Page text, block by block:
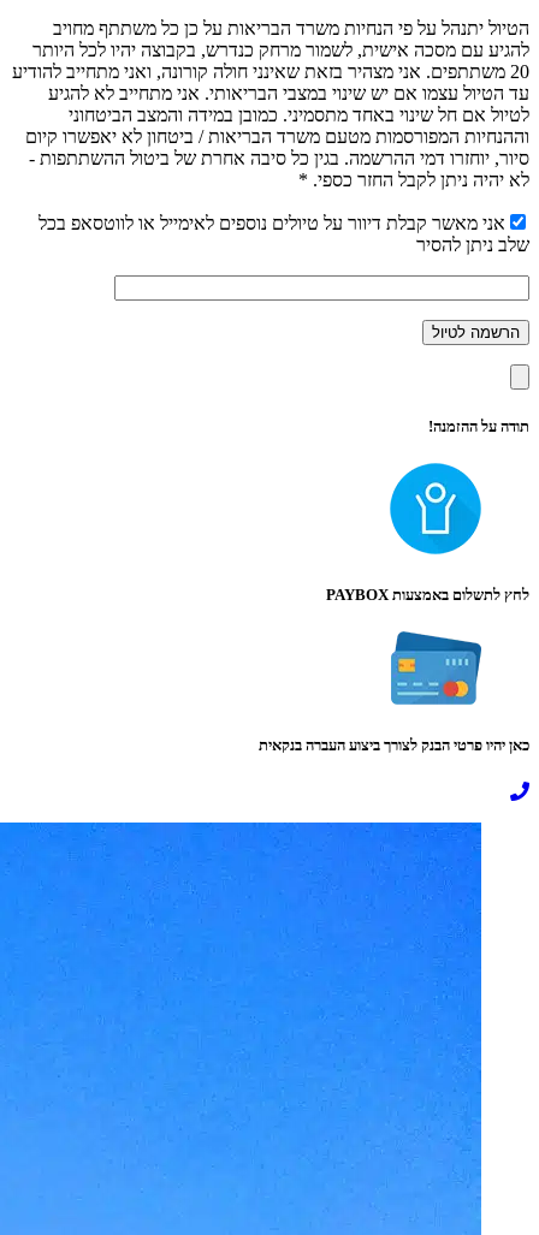
הטיול יתנהל על פי הנחיות משרד הבריאות על כן כל משתתף מחויב
להגיע עם מסכה אישית, לשמור מרחק כנדרש, בקבוצה יהיו לכל היותר
20 משתתפים. אני מצהיר בזאת שאינני חולה קורונה, ואני מתחייב להודיע
עד הטיול עצמו אם יש שינוי במצבי הבריאותי. אני מתחייב לא להגיע
לטיול אם חל שינוי באחד מתסמיני. כמובן במידה והמצב הביטחוני
וההנחיות המפורסמות מטעם משרד הבריאות / ביטחון לא יאפשרו קיום
סיור, יוחזרו דמי ההרשמה. בגין כל סיבה אחרת של ביטול ההשתתפות -
לא יהיה ניתן לקבל החזר כספי. *
אני מאשר קבלת דיוור על טיולים נוספים לאימייל או לווטסאפ בכל
שלב ניתן להסיר
תודה על ההזמנה!
לחץ לתשלום באמצעות PAYBOX
כאן יהיו פרטי הבנק לצורך ביצוע העברה בנקאית